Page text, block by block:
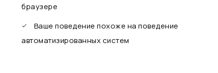
браузере
Ваше поведение похоже на поведение
автоматизированных систем